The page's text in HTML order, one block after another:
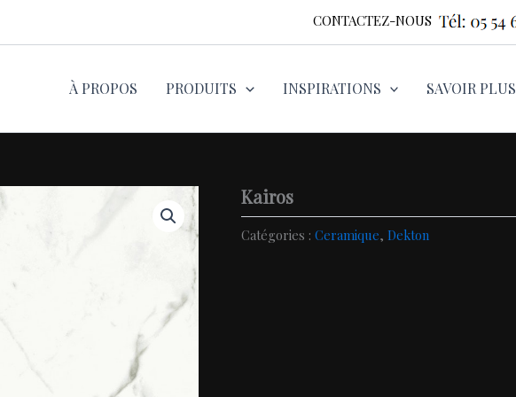
CONTACTEZ-NOUS
À PROPOS PRODUITS INSPIRATIONS SAVOIR PLUS
Kairos
Catégories : Ceramique, Dekton